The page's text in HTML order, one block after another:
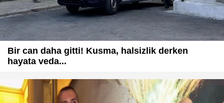
Bir can daha gitti! Kusma, halsizlik derken
hayata veda...